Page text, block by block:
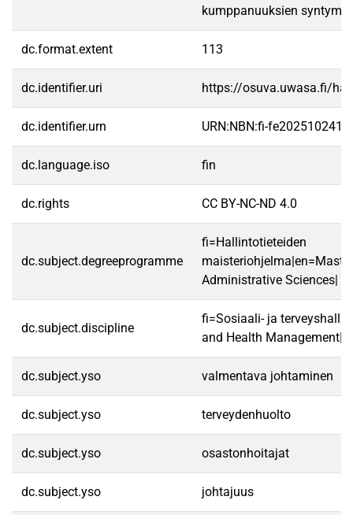
kumppanuuksien
dc.format.extent 113
dc.identifier.uri https://osuva.uwasa.fi/
dc.identifier.urn URN:NBN:fi-
dc.language.iso fin
dc.rights CC BY-NC-ND 4.0
dc.subject.degreeprogramme
fi=Hallintotieteiden
Administrative Sciences|
dc.subject.discipline
fi=Sosiaali- ja
and Health Management|
dc.subject.yso valmentava johtaminen
dc.subject.yso terveydenhuolto
dc.subject.yso osastonhoitajat
dc.subject.yso johtajuus